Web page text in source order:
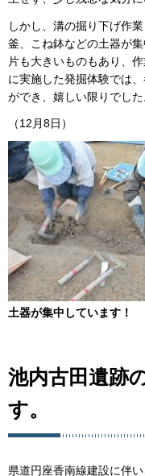
しかし、溝の掘り下げ作
釜、こね鉢などの土器が
片も大きいものもあり、
に実施した発掘体験では
ができ、嬉しい限りでした
（12月8日）
土器が集中しています！
池内古田遺跡
す。
県道円座香南線建設に伴